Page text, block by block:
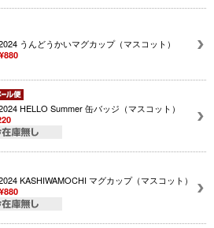
うんどうかいマグカップ（マスコット）
¥880
HELLO Summer 缶バッジ（マスコット）
KASHIWAMOCHI マグカップ（マスコット）
¥880